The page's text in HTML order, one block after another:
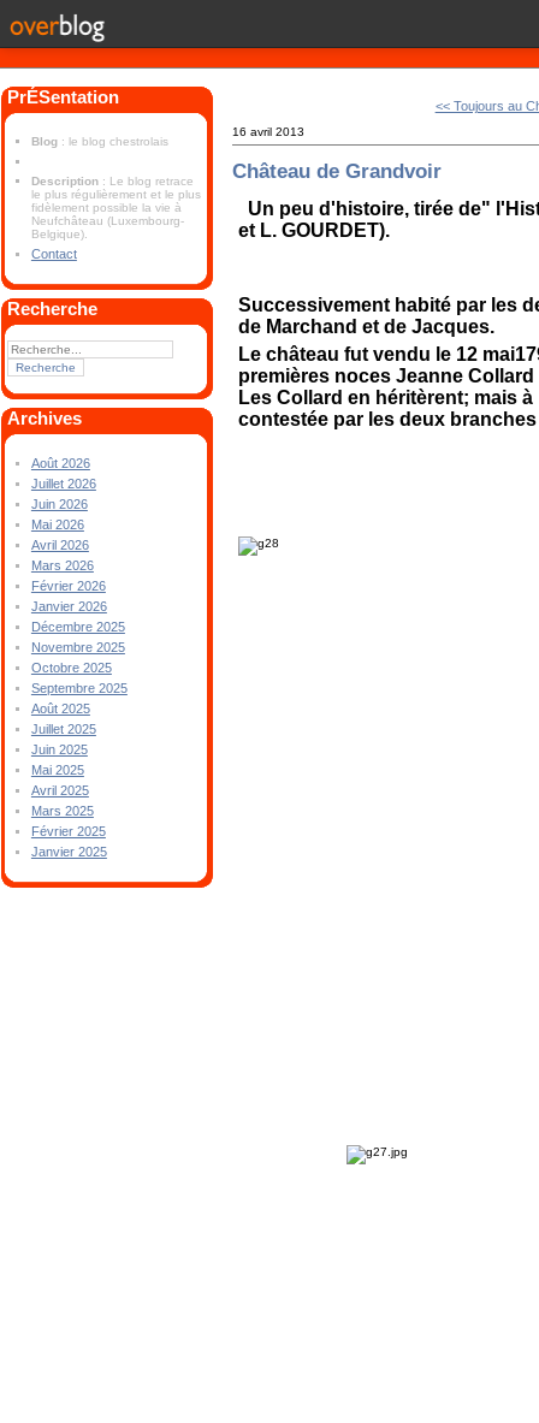
PrÉSentation
Blog : le blog chestrolais
Description : Le blog retrace
le plus régulièrement et le plus
fidèlement possible la vie à
Neufchâteau (Luxembourg-
Belgique).
Contact
Recherche
Archives
Août 2026
Juillet 2026
Juin 2026
Mai 2026
Avril 2026
Mars 2026
Février 2026
Janvier 2026
Décembre 2025
Novembre 2025
Octobre 2025
Septembre 2025
Août 2025
Juillet 2025
Juin 2025
Mai 2025
Avril 2025
Mars 2025
Février 2025
Janvier 2025
<< Toujours au
16 avril 2013
Château de Grandvoir
Un peu d'histoire, tirée de"
et L. GOURDET).
Successivement habité par les
de Marchand et de Jacques.
Le château fut vendu le 12
premières noces Jeanne
Les Collard en héritèrent; mais
contestée par les deux